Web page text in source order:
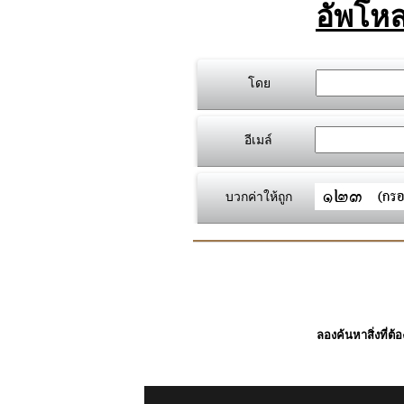
อัพโห
โดย
อีเมล์
บวกค่าให้ถูก
ลองค้นหาสิ่งที่ต้อ